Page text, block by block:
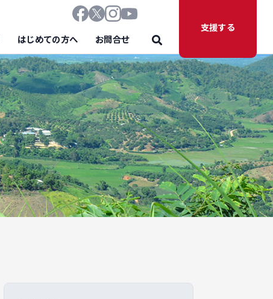
はじめての方へ お問合せ
支援する